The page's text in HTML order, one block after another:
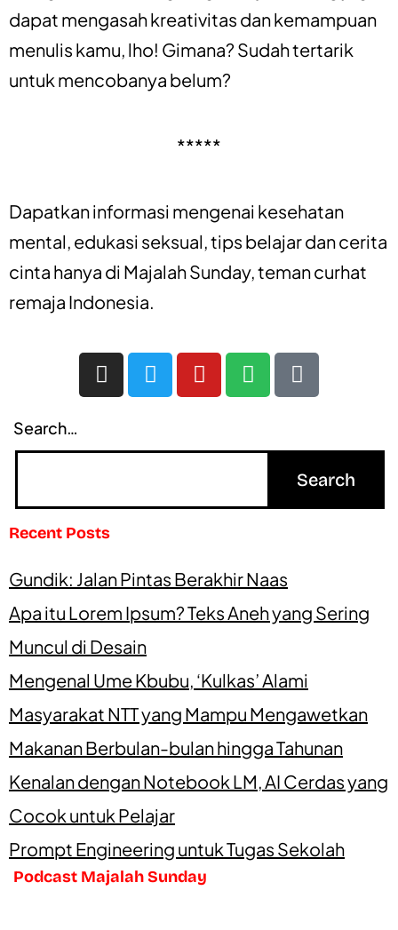
dapat mengasah kreativitas dan kemampuan
menulis kamu, lho! Gimana? Sudah tertarik
untuk mencobanya belum?
*****
Dapatkan informasi mengenai kesehatan
mental, edukasi seksual,tips belajardancerita
cinta hanya di Majalah Sunday, teman curhat
remaja Indonesia.
Search…
Recent Posts
Gundik: Jalan Pintas Berakhir Naas
Apa itu Lorem Ipsum? Teks Aneh yang Sering
Muncul di Desain
Mengenal Ume Kbubu, ‘Kulkas’ Alami
Masyarakat NTT yang Mampu Mengawetkan
Makanan Berbulan-bulan hingga Tahunan
Kenalan dengan Notebook LM, AI Cerdas yang
Cocok untuk Pelajar
Prompt Engineering untuk Tugas Sekolah
Podcast Majalah Sunday